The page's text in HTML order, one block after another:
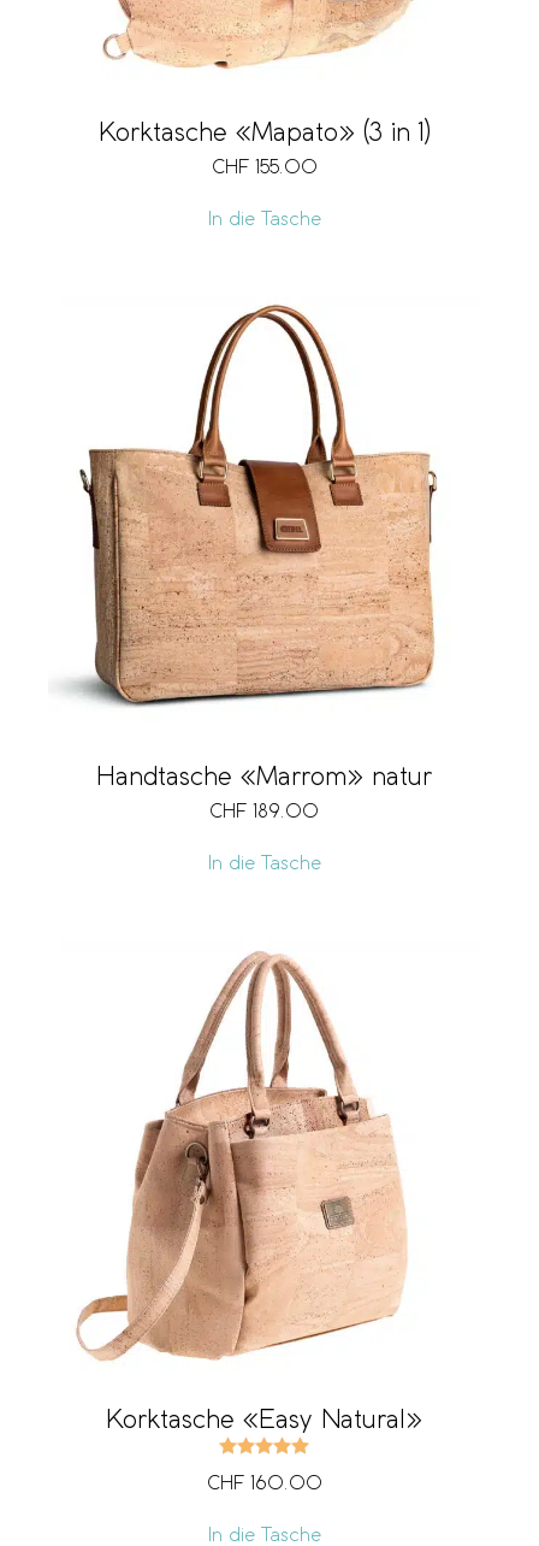
Korktasche «Mapato» (3 in 1)
CHF 155.00
In die Tasche
Handtasche «Marrom» natur
CHF 189.00
In die Tasche
Korktasche «Easy Natural»
CHF 160.00
In die Tasche